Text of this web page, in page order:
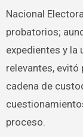
Nacional
probatorios;
expedientes y la
relevantes,
cadena de
proceso.